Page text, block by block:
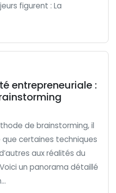
figurent : La
entrepreneuriale :
de brainstorming, il
certaines techniques
aux réalités du
un panorama détaillé